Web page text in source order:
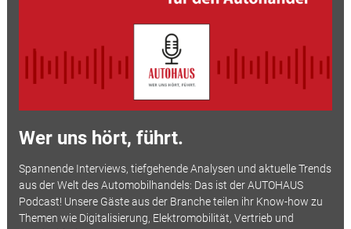
Wer uns hört, führt.
Spannende Interviews, tiefgehende Analysen und aktuelle Trends
aus der Welt des Automobilhandels: Das ist der AUTOHAUS
Podcast! Unsere Gäste aus der Branche teilen ihr Know-how zu
Themen wie Digitalisierung, Elektromobilität, Vertrieb und